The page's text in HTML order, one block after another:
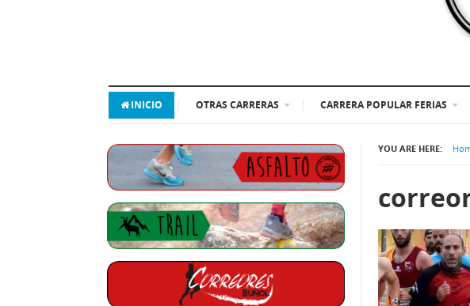
INICIO OTRAS CARRERAS CARRERA POPULAR FERIAS
YOU ARE HERE: